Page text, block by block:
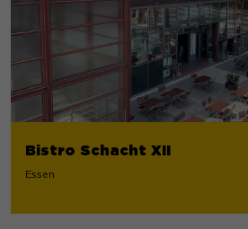
Bistro Schacht XII
Essen